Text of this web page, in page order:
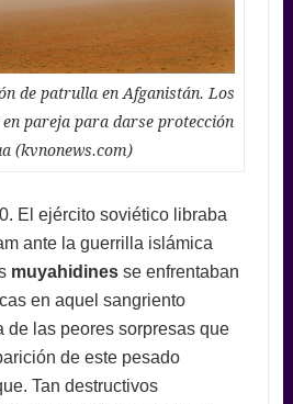
de patrulla en Afganistán. Los
pareja para darse protección
(kvnonews.com)
El ejército soviético libraba
ante la guerrilla islámica
muyahidinesse enfrentaban
en aquel sangriento
de las peores sorpresas que
de este pesado
Tan destructivos